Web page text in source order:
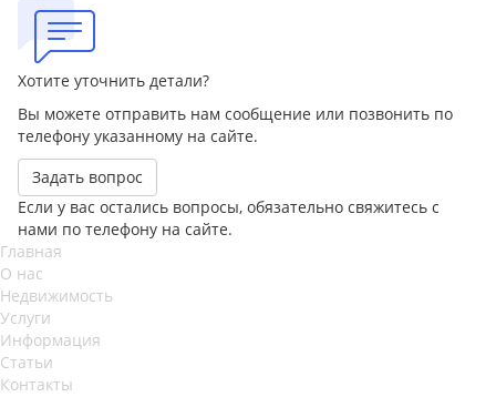
Хотите уточнить детали?
Вы можете отправить нам сообщение или позвонить по
телефону указанному на сайте.
Задать вопрос
Если у вас остались вопросы, обязательно свяжитесь с
нами по телефону на сайте.
Главная
О нас
Недвижимость
Услуги
Информация
Статьи
Контакты